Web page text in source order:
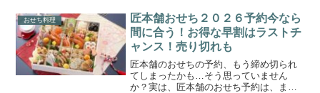
おせち料理
匠本舗おせち２０２６予約今なら
間に合う！お得な早割はラストチ
ャンス！売り切れも
匠本舗のおせちの予約、もう締め切られ
てしまったかも…そう思っていません
か？実は、匠本舗のおせち予約は、まだ